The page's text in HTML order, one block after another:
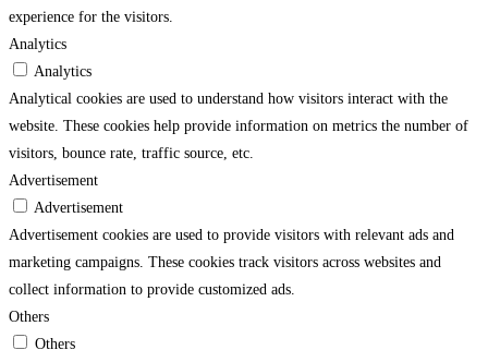
experience for the visitors.
Analytics
Analytics
Analytical cookies are used to understand how visitors interact with the
website. These cookies help provide information on metrics the number of
visitors, bounce rate, traffic source, etc.
Advertisement
Advertisement
Advertisement cookies are used to provide visitors with relevant ads and
marketing campaigns. These cookies track visitors across websites and
collect information to provide customized ads.
Others
Others